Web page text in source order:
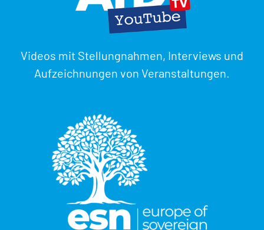
Videos mit Stellungnahmen, Interviews und
Aufzeichnungen von Veranstaltungen.